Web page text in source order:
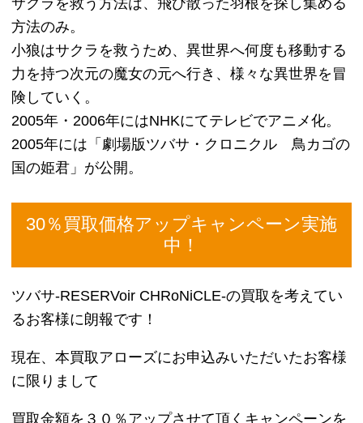
本買取アローズでは、長年経験を積んだ専門の買取
査定スタッフがお客様の本を丁重に素早く査定致し
ます。
そのため他店よりも査定結果をスピーディーにお伝
えすることが出来ます！
実際、お客様に買取査定金額においても満足してい
ただけており、ベテランの買取査定スタッフによる
厳密査定をモットーに取り組んでおります！！
ている成果につながっております。
ツバサ-RESERVoir CHRoNiCLE-のキ
ャラクター紹介
【小狼（シャオラン）】
本作主人公で、玖楼国に住む考古学者の卵。
幼いころ、考古学者であった養父の藤隆に拾い育て
てもらう。
それ以前の記憶がなく、生い立ちが不
明。
真面目な性格で、決めたことはやり遂げる芯がある